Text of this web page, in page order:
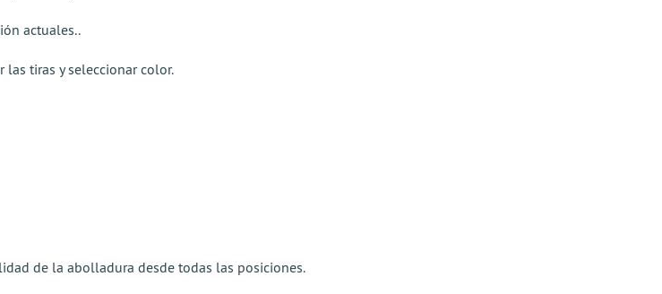
actuales..
tiras y seleccionar color.
de la abolladura desde todas las posiciones.